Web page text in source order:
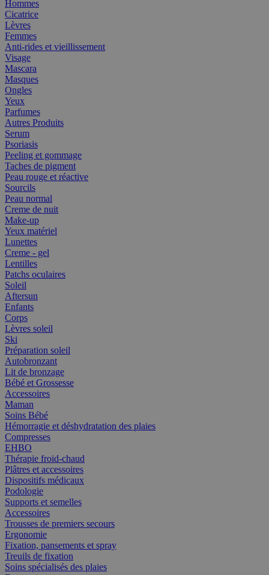
Hommes
Cicatrice
Lèvres
Femmes
Anti-rides et vieillissement
Visage
Mascara
Masques
Ongles
Yeux
Parfumes
Autres Produits
Serum
Psoriasis
Peeling et gommage
Taches de pigment
Peau rouge et réactive
Sourcils
Peau normal
Creme de nuit
Make-up
Yeux matériel
Lunettes
Creme - gel
Lentilles
Patchs oculaires
Soleil
Aftersun
Enfants
Corps
Lèvres soleil
Ski
Préparation soleil
Autobronzant
Lit de bronzage
Bébé et Grossesse
Accessoires
Maman
Soins Bébé
Hémorragie et déshydratation des plaies
Compresses
EHBO
Thérapie froid-chaud
Plâtres et accessoires
Dispositifs médicaux
Podologie
Supports et semelles
Accessoires
Trousses de premiers secours
Ergonomie
Fixation, pansements et spray
Treuils de fixation
Soins spécialisés des plaies